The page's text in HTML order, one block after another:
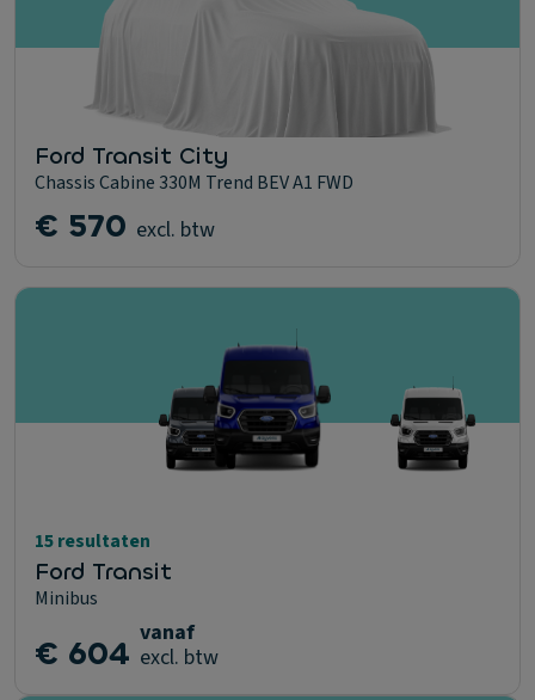
Ford Transit City
Chassis Cabine 330M Trend BEV A1 FWD
€ 570 excl. btw
15 resultaten
Ford Transit
Minibus
€ 604 vanaf
excl. btw